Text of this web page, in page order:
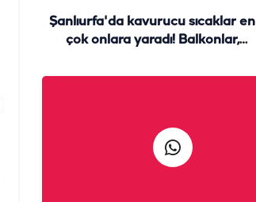
Şanlıurfa'da kavurucu sıcaklar en
çok onlara yaradı! Balkonlar,